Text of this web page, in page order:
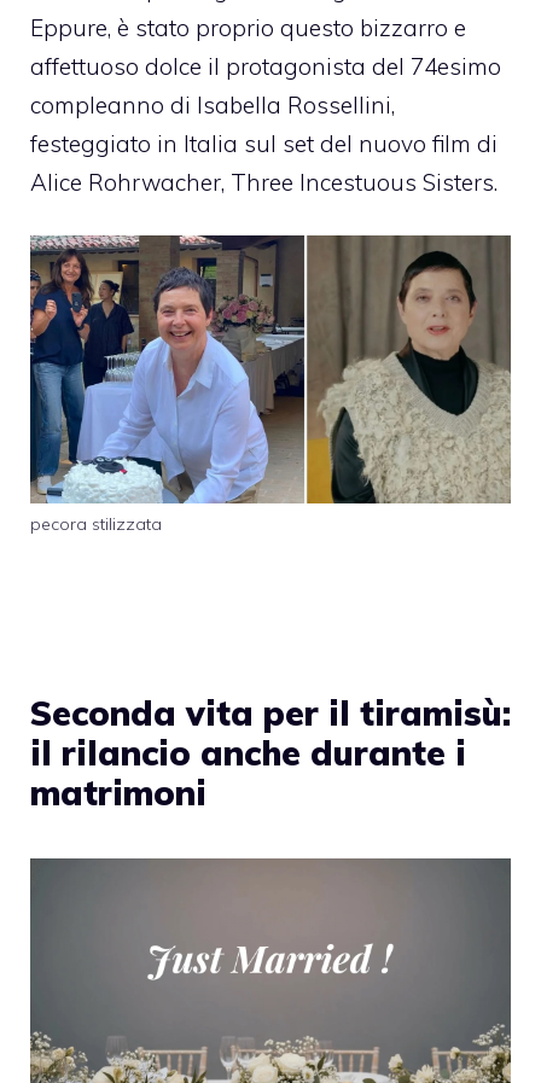
Eppure, è stato proprio questo bizzarro e
affettuoso dolce il protagonista del 74esimo
compleanno di Isabella Rossellini,
festeggiato in Italia sul set del nuovo film di
Alice Rohrwacher, Three Incestuous Sisters.
pecora stilizzata
Seconda vita per il tiramisù:
il rilancio anche durante i
matrimoni